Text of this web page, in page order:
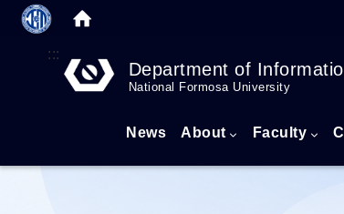
:::
Department of
National Formosa University
News About Faculty